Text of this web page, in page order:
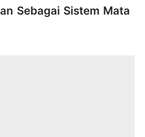
Sebagai Sistem Mata